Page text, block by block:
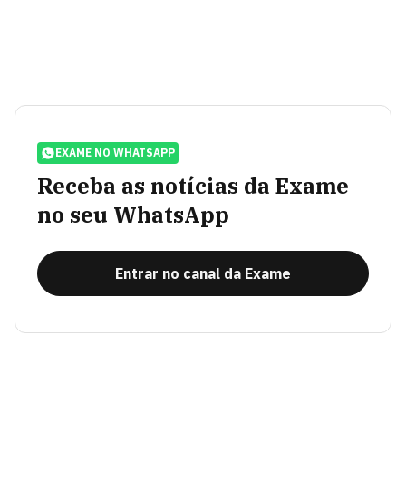
EXAME NO WHATSAPP
Receba as notícias da Exame
no seu WhatsApp
Entrar no canal da Exame